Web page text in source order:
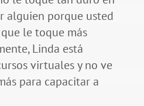
alguien porque usted
le toque más
Linda está
virtuales y no ve
para capacitar a